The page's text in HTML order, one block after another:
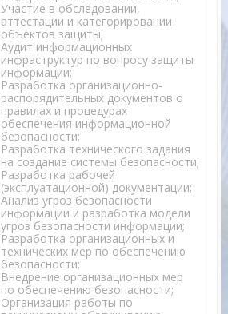
Участие в обследовании,
аттестации и категорировании
объектов защиты;
Аудит информационных
инфраструктур по вопросу защиты
информации;
Разработка организационно-
распорядительных документов о
правилах и процедурах
обеспечения информационной
безопасности;
Разработка технического задания
на создание системы безопасности;
Разработка рабочей
(эксплуатационной) документации;
Анализ угроз безопасности
информации и разработка модели
угроз безопасности информации;
Разработка организационных и
технических мер по обеспечению
безопасности;
Внедрение организационных мер
по обеспечению безопасности;
Организация работы по